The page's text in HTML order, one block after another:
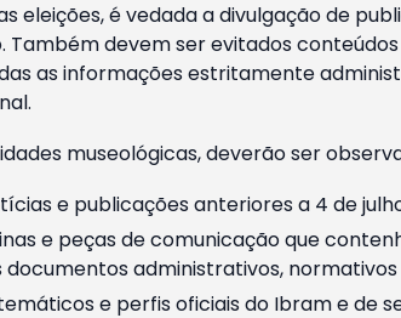
eleições, é vedada a divulgação de
Também devem ser evitados
as informações estritamente
museológicas, deverão ser
e publicações anteriores a 4 de
e peças de comunicação que
administrativos, normativos
e perfis oficiais do Ibram e de